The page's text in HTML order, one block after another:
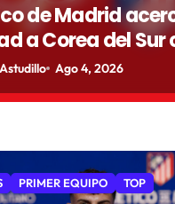
de Madrid
a Corea del Sur
exclusiva junto a
Ago 4, 2026
PRIMER EQUIPO TOP